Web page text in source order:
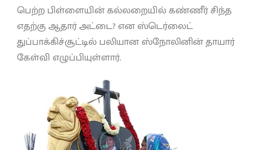
பெற்ற பிள்ளையின் கல்லறையில் கண்ணீர் சிந்த
எதற்கு ஆதார் அட்டை? என ஸ்டெர்லைட்
துப்பாக்கிச்சூட்டில் பலியான ஸ்நோலினின் தாயார்
கேள்வி எழுப்பியுள்ளார்.